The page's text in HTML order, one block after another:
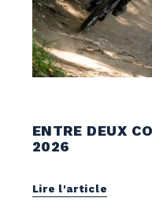
ENTRE DEUX
2026
Lire l'article